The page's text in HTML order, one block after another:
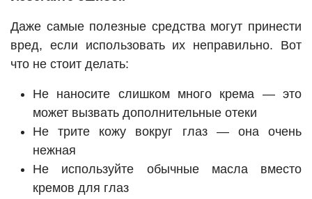
Даже самые полезные средства могут принести
вред, если использовать их неправильно. Вот
что не стоит делать:
Не наносите слишком много крема — это
может вызвать дополнительные отеки
Не трите кожу вокруг глаз — она очень
нежная
Не используйте обычные масла вместо
кремов для глаз